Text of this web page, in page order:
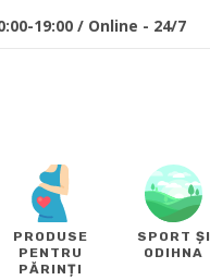
19:00 / Online - 24/7
PRODUSE
PENTRU
PĂRINȚI
SPORT ȘI
ODIHNA